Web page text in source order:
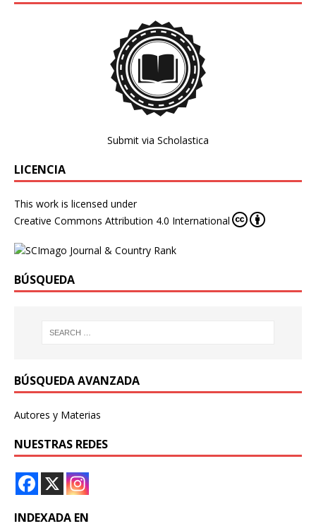
Submit via Scholastica
LICENCIA
This work is licensed under
Creative Commons Attribution 4.0 International
BÚSQUEDA
BÚSQUEDA AVANZADA
Autores y Materias
NUESTRAS REDES
INDEXADA EN